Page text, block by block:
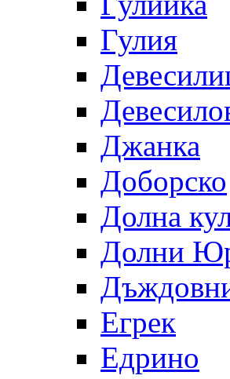
Гулия
Джанка
Доборско
Долна
Долни
Егрек
Едрино